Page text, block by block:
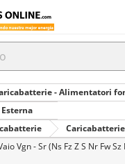
- Alimentatori
Vgn - Sr (Ns Fz Z S Nr Fw Sz